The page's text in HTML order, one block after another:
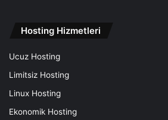
Hosting Hizmetleri
Ucuz Hosting
Limitsiz Hosting
Linux Hosting
Ekonomik Hosting